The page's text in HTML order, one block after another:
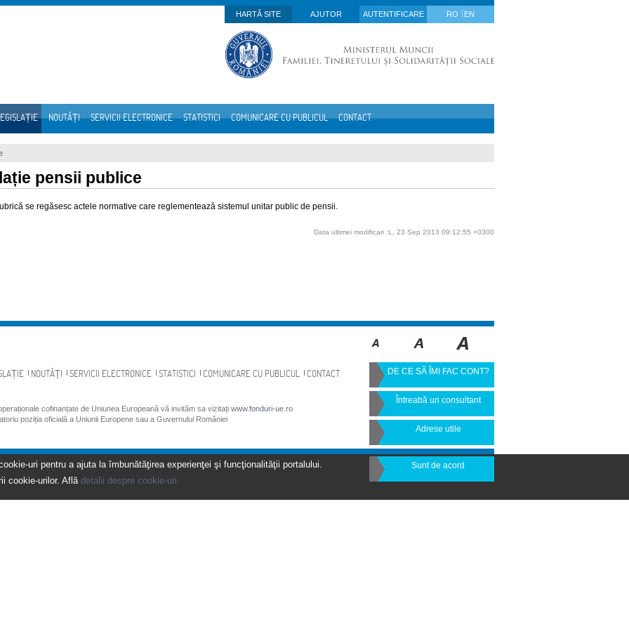
HARTĂ SITE
AJUTOR AUTENTIFICARE RO EN
NOUTĂȚI SERVICII ELECTRONICE STATISTICI COMUNICARE CU PUBLICUL CONTACT
pensii publice
se regăsesc actele normative care reglementează sistemul unitar public de pensii.
Data ultimei modificari :L, 23 Sep 2013 09:12:55 +0300
NOUTĂȚI SERVICII ELECTRONICE STATISTICI COMUNICARE CU PUBLICUL CONTACT
cofinanțate de Uniunea Europeană vă invităm sa vizitați www.fonduri-ue.ro
poziția oficială a Uniunii Europene sau a Guvernului României
DE CE SĂ ÎMI FAC CONT?
Întreabă un consultant
Adrese utile
uri pentru a ajuta la îmbunătăţirea experienţei şi funcţionalităţii portalului.
cookie-urilor. Află detalii despre cookie-uri.
Sunt de acord